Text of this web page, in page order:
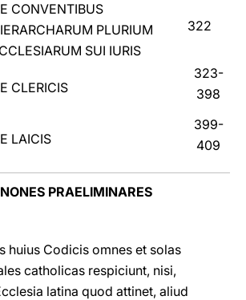
CONVENTIBUS
PLURIUM
SUI IURIS
322
CLERICIS
323-
398
LAICIS
399-
409
PRAELIMINARES
huius Codicis omnes et solas
catholicas respiciunt, nisi,
latina quod attinet, aliud